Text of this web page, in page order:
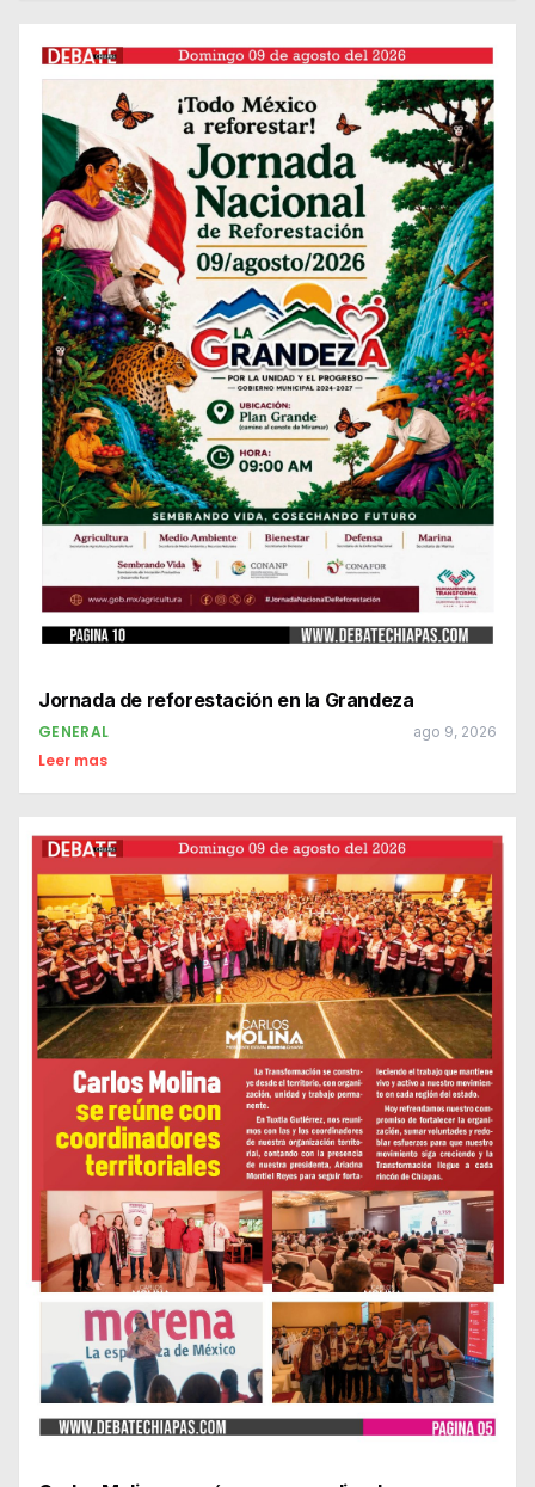
Jornada de reforestación en la Grandeza
GENERAL ago 9, 2026
Leer mas